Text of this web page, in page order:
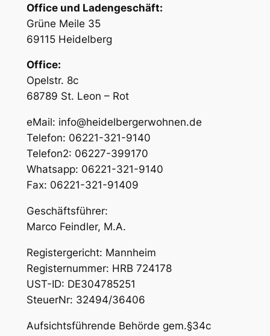
Office und Ladengeschäft:
Grüne Meile 35
69115 Heidelberg
Office:
Opelstr. 8c
68789 St. Leon – Rot
eMail: info@heidelbergerwohnen.de
Telefon: 06221-321-9140
Telefon2: 06227-399170
Whatsapp: 06221-321-9140
Fax: 06221-321-91409
Geschäftsführer:
Marco Feindler, M.A.
Registergericht: Mannheim
Registernummer: HRB 724178
UST-ID: DE304785251
SteuerNr: 32494/36406
Aufsichtsführende Behörde gem.§34c